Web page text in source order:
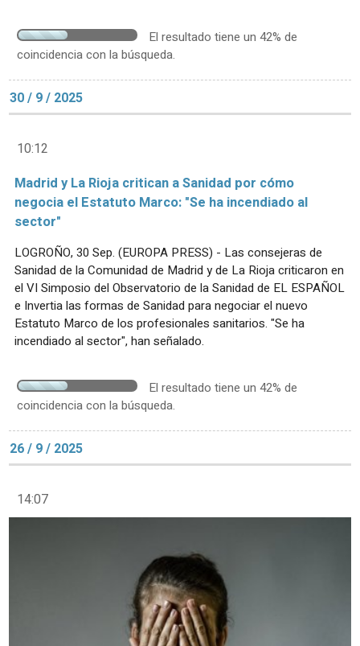
El resultado tiene un 42% de
coincidencia con la búsqueda.
30 / 9 / 2025
10:12
Madrid y La Rioja critican a Sanidad por cómo
negocia el Estatuto Marco: "Se ha incendiado al
sector"
LOGROÑO, 30 Sep. (EUROPA PRESS) - Las consejeras de
Sanidad de la Comunidad de Madrid y de La Rioja criticaron en
el VI Simposio del Observatorio de la Sanidad de EL ESPAÑOL
e Invertia las formas de Sanidad para negociar el nuevo
Estatuto Marco de los profesionales sanitarios. "Se ha
incendiado al sector", han señalado.
El resultado tiene un 42% de
coincidencia con la búsqueda.
26 / 9 / 2025
14:07